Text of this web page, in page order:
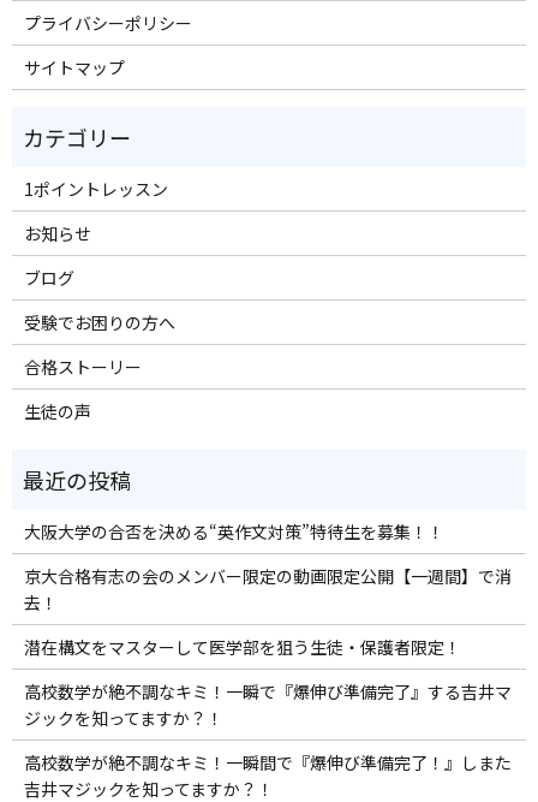
プライバシーポリシー
サイトマップ
1ポイントレッスン
お知らせ
ブログ
受験でお困りの方へ
合格ストーリー
生徒の声
大阪大学の合否を決める“英作文対策”特待生を募集！！
京大合格有志の会のメンバー限定の動画限定公開【一週間】で消
去！
潜在構文をマスターして医学部を狙う生徒・保護者限定！
高校数学が絶不調なキミ！一瞬で『爆伸び準備完了』する吉井マ
ジックを知ってますか？！
高校数学が絶不調なキミ！一瞬間で『爆伸び準備完了！』しまた
吉井マジックを知ってますか？！